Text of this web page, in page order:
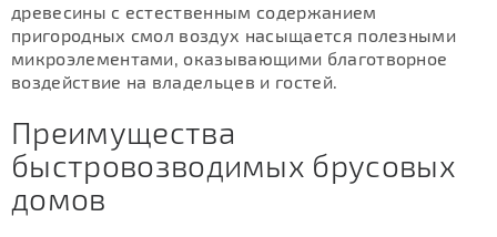
древесины с естественным содержанием
пригородных смол воздух насыщается полезными
микроэлементами, оказывающими благотворное
воздействие на владельцев и гостей.
Преимущества
быстровозводимых брусовых
домов